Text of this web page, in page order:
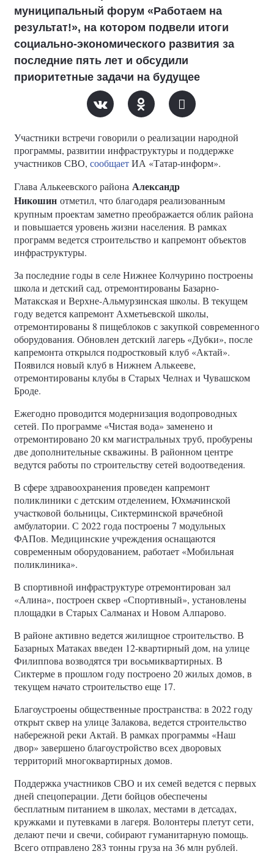
муниципальный форум «Работаем на
результат!», на котором подвели итоги
социально-экономического развития за
последние пять лет и обсудили
приоритетные задачи на будущее
Участники встречи говорили о реализации народной
программы, развитии инфраструктуры и поддержке
участников СВО, сообщаетИА «Татар-информ».
Глава Алькеевского района Александр
Никошин отметил, что благодаря реализованным
крупным проектам заметно преображается облик района
и повышается уровень жизни населения. В рамках
программ ведется строительство и капремонт объектов
инфраструктуры.
За последние годы в селе Нижнее Колчурино построены
школа и детский сад, отремонтированы Базарно-
Матакская и Верхне-Альмурзинская школы. В текущем
году ведется капремонт Ахметьевской школы,
отремонтированы 8 пищеблоков с закупкой современного
оборудования. Обновлен детский лагерь «Дубки», после
капремонта открылся подростковый клуб «Актай».
Появился новый клуб в Нижнем Алькееве,
отремонтированы клубы в Старых Челнах и Чувашском
Броде.
Ежегодно проводится модернизация водопроводных
сетей. По программе «Чистая вода» заменено и
отремонтировано 20 км магистральных труб, пробурены
две дополнительные скважины. В районном центре
ведутся работы по строительству сетей водоотведения.
В сфере здравоохранения проведен капремонт
поликлиники с детским отделением, Юхмачинской
участковой больницы, Сиктерминской врачебной
амбулатории. С 2022 года построены 7 модульных
ФАПов. Медицинские учреждения оснащаются
современным оборудованием, работает «Мобильная
поликлиника».
В спортивной инфраструктуре отремонтирован зал
«Алина», построен сквер «Спортивный», установлены
площадки в Старых Салманах и Новом Алпарово.
В районе активно ведется жилищное строительство. В
Базарных Матаках введен 12-квартирный дом, на улице
Филиппова возводятся три восьмиквартирных. В
Сиктерме в прошлом году построено 20 жилых домов, в
текущем начато строительство еще 17.
Благоустроены общественные пространства: в 2022 году
открыт сквер на улице Залакова, ведется строительство
набережной реки Актай. В рамках программы «Наш
двор» завершено благоустройство всех дворовых
территорий многоквартирных домов.
Поддержка участников СВО и их семей ведется с первых
дней спецоперации. Дети бойцов обеспечены
бесплатным питанием в школах, местами в детсадах,
кружками и путевками в лагеря. Волонтеры плетут сети,
делают печи и свечи, собирают гуманитарную помощь.
Всего отправлено 283 тонны груза на 36 млн рублей.